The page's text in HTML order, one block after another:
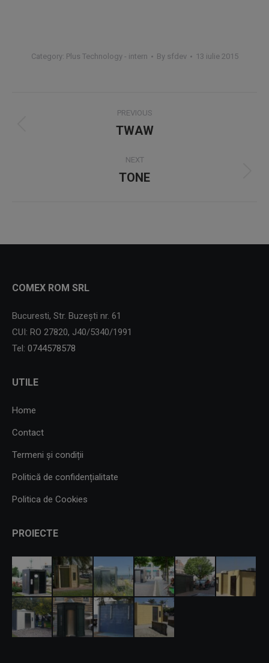
Category: Plus Technology - intern By sfdev 13 iulie 2015
PREVIOUS
Previous
TWAW
NEXT
Next
TONE
COMEX ROM SRL
Bucuresti, Str. Buzești nr. 61
CUI: RO 27820, J40/5340/1991
Tel: 0744578578
UTILE
Home
Contact
Termeni și condiții
Politică de confidențialitate
Politica de Cookies
PROIECTE